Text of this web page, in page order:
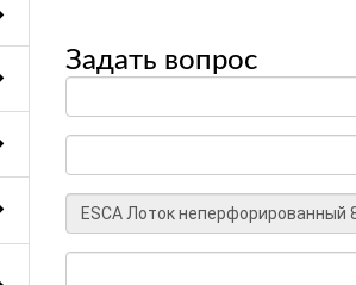
Задать вопрос